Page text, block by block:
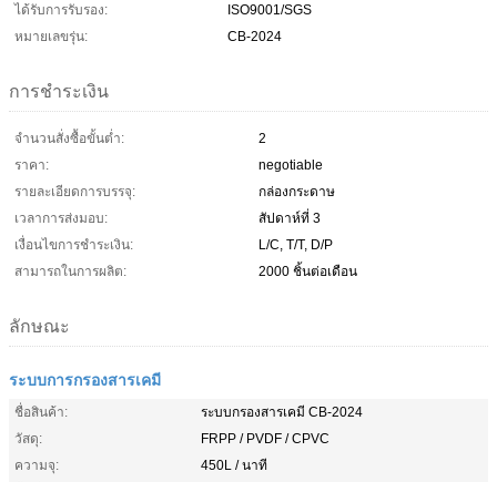
ได้รับการรับรอง:
ISO9001/SGS
หมายเลขรุ่น:
CB-2024
การชำระเงิน
จำนวนสั่งซื้อขั้นต่ำ:
2
ราคา:
negotiable
รายละเอียดการบรรจุ:
กล่องกระดาษ
เวลาการส่งมอบ:
สัปดาห์ที่ 3
เงื่อนไขการชำระเงิน:
L/C, T/T, D/P
สามารถในการผลิต:
2000 ชิ้นต่อเดือน
ลักษณะ
ระบบการกรองสารเคมี
ชื่อสินค้า:
ระบบกรองสารเคมี CB-2024
วัสดุ:
FRPP / PVDF / CPVC
ความจุ:
450L / นาที